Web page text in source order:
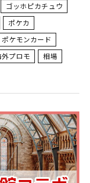
ゴッホピカチュウ
ポケカ
ポケモンカード
外プロモ
相場